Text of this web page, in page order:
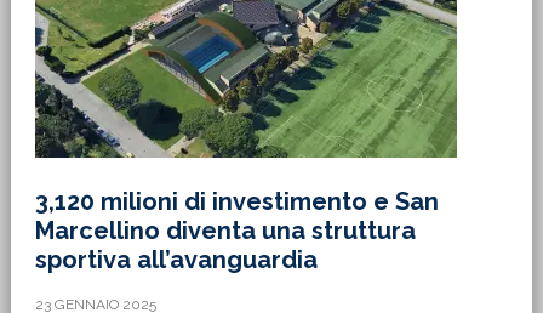
3,120 milioni di investimento e San
Marcellino diventa una struttura
sportiva all’avanguardia
23 GENNAIO 2025